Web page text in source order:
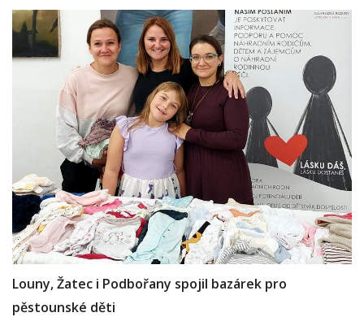
Louny, Žatec i Podbořany spojil bazárek pro
pěstounské děti